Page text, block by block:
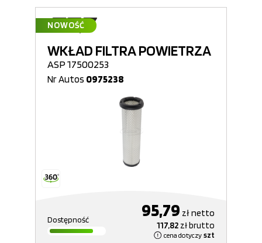
NOWOŚĆ
WKŁAD FILTRA POWIETRZA
ASP 17500253
Nr Autos 0975238
Dostępność 95,79 złnetto
117,82 złbrutto
cena dotyczy szt